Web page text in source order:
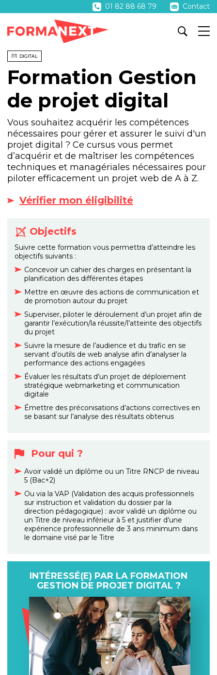
01 82 88 68 79 Contact
DIGITAL
Formation Gestion
de projet digital
Vous souhaitez acquérir les compétences
nécessaires pour gérer et assurer le suivi d'un
projet digital ? Ce cursus vous permet
d’acquérir et de maîtriser les compétences
techniques et managériales nécessaires pour
piloter efficacement un projet web de A à Z.
Vérifier mon éligibilité
Objectifs
Suivre cette formation vous permettra d’atteindre les
objectifs suivants :
Concevoir un cahier des charges en présentant la
planification des différentes étapes
Mettre en œuvre des actions de communication et
de promotion autour du projet
Superviser, piloter le déroulement d’un projet afin de
garantir l’exécution/la réussite/l’atteinte des objectifs
du projet
Suivre la mesure de l’audience et du trafic en se
servant d’outils de web analyse afin d’analyser la
performance des actions engagées
Évaluer les résultats d’un projet de déploiement
stratégique webmarketing et communication
digitale
Émettre des préconisations d’actions correctives en
se basant sur l’analyse des résultats obtenus
Pour qui ?
Avoir validé un diplôme ou un Titre RNCP de niveau
5 (Bac+2)
Ou via la VAP (Validation des acquis professionnels
sur instruction et validation du dossier par la
direction pédagogique) : avoir validé un diplôme ou
un Titre de niveau inférieur à 5 et justifier d’une
expérience professionnelle de 3 ans minimum dans
le domaine visé par le Titre
INTÉRESSÉ(E) PAR LA FORMATION
GESTION DE PROJET DIGITAL ?